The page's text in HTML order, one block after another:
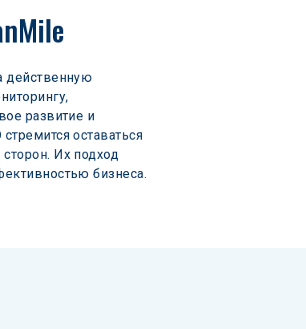
действенную
развитие и
оставаться
Их подход
бизнеса.